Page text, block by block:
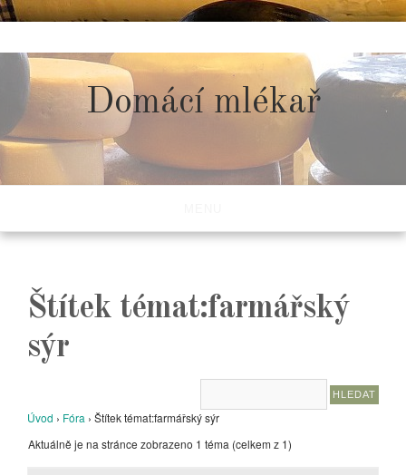
to
content
Domácí mlékař
Štítek témat:farmářský
sýr
Úvod › Fóra › Štítek témat:farmářský sýr
Aktuálně je na stránce zobrazeno 1 téma (celkem z 1)